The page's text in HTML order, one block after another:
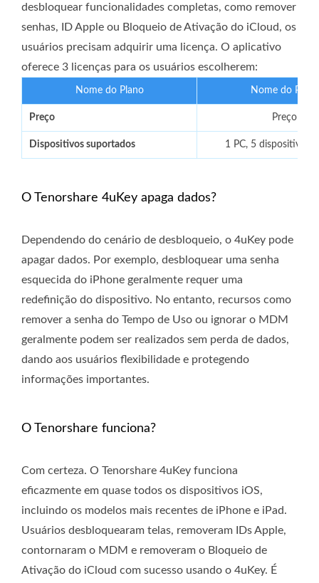
desbloquear funcionalidades completas, como remover
senhas, ID Apple ou Bloqueio de Ativação do iCloud, os
usuários precisam adquirir uma licença. O aplicativo
oferece 3 licenças para os usuários escolherem:
Nome do Plano Nome do Plano
Preço Preço
Dispositivos suportados 1 PC, 5 dispositivos
O Tenorshare 4uKey apaga dados?
Dependendo do cenário de desbloqueio, o 4uKey pode
apagar dados. Por exemplo, desbloquear uma senha
esquecida do iPhone geralmente requer uma
redefinição do dispositivo. No entanto, recursos como
remover a senha do Tempo de Uso ou ignorar o MDM
geralmente podem ser realizados sem perda de dados,
dando aos usuários flexibilidade e protegendo
informações importantes.
O Tenorshare funciona?
Com certeza. O Tenorshare 4uKey funciona
eficazmente em quase todos os dispositivos iOS,
incluindo os modelos mais recentes de iPhone e iPad.
Usuários desbloquearam telas, removeram IDs Apple,
contornaram o MDM e removeram o Bloqueio de
Ativação do iCloud com sucesso usando o 4uKey. É